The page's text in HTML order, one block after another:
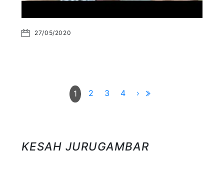
27/05/2020
1 2 3 4 ›
KESAH JURUGAMBAR